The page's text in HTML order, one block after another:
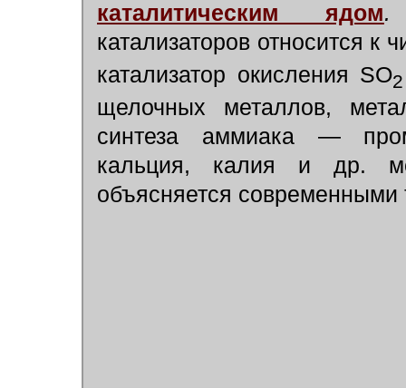
каталитическим ядом.
катализаторов относится к
катализатор окисления SO2
щелочных металлов,
синтеза аммиака —
кальция, калия и др.
объясняется